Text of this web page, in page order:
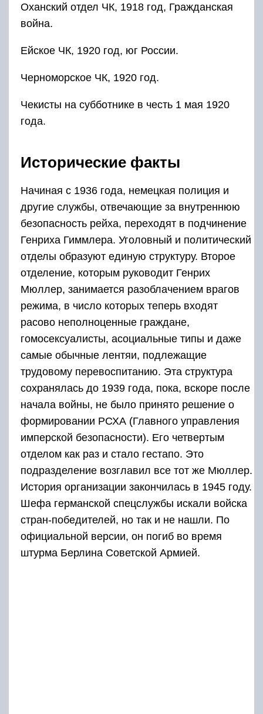
Оханский отдел ЧК, 1918 год, Гражданская
война.
Ейское ЧК, 1920 год, юг России.
Черноморское ЧК, 1920 год.
Чекисты на субботнике в честь 1 мая 1920
года.
Исторические факты
Начиная с 1936 года, немецкая полиция и
другие службы, отвечающие за внутреннюю
безопасность рейха, переходят в подчинение
Генриха Гиммлера. Уголовный и политический
отделы образуют единую структуру. Второе
отделение, которым руководит Генрих
Мюллер, занимается разоблачением врагов
режима, в число которых теперь входят
расово неполноценные граждане,
гомосексуалисты, асоциальные типы и даже
самые обычные лентяи, подлежащие
трудовому перевоспитанию. Эта структура
сохранялась до 1939 года, пока, вскоре после
начала войны, не было принято решение о
формировании РСХА (Главного управления
имперской безопасности). Его четвертым
отделом как раз и стало гестапо. Это
подразделение возглавил все тот же Мюллер.
История организации закончилась в 1945 году.
Шефа германской спецслужбы искали войска
стран-победителей, но так и не нашли. По
официальной версии, он погиб во время
штурма Берлина Советской Армией.